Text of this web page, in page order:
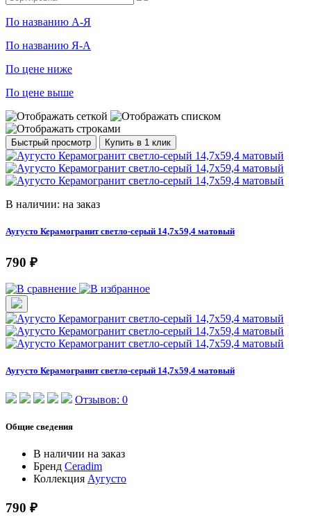
По названию А-Я
По названию Я-А
По цене ниже
По цене выше
Быстрый просмотр Купить в 1 клик
В наличии: на заказ
Аугусто Керамогранит светло-серый 14,7х59,4 матовый
790 ₽
Аугусто Керамогранит светло-серый 14,7х59,4 матовый
Отзывов: 0
Общие сведения
В наличии на заказ
Бренд Ceradim
Коллекция Аугусто
790 ₽